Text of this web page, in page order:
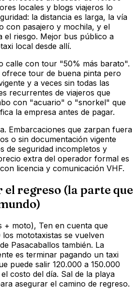
locales y blogs viajeros lo
la distancia es larga, la vía
con pasajero y mochila, y el
el riesgo. Mejor bus público a
local desde allí.
calle con tour "50% más barato".
tour de buena pinta pero
y a veces sin todas las
recurrentes de viajeros que
con "acuario" o "snorkel" que
la empresa antes de pagar.
Embarcaciones que zarpan fuera
o sin documentación vigente
de seguridad incompletos y
extra del operador formal es
licencia y comunicación VHF.
el regreso (la parte que
+ moto), Ten en cuenta que
los mototaxistas se vuelven
Pasacaballos también. La
es terminar pagando un taxi
puede salir 120.000 a 150.000
costo del día. Sal de la playa
asegurar el camino de regreso.